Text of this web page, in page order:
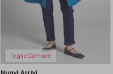
Taglie Comode